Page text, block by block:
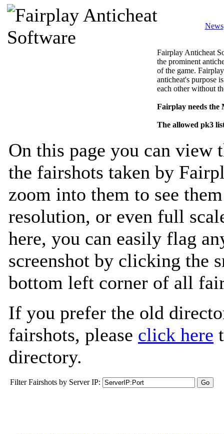
News
Fairplay Anticheat
the prominent
of the game.
anticheat's purpose
each other without
Fairplay needs
The allowed pk3
On this page you can view
the fairshots taken by
zoom into them to see
resolution, or even full
here, you can easily flag
screenshot by clicking the
bottom left corner of all
If you prefer the old
fairshots, please click here
directory.
Filter Fairshots by Server IP: